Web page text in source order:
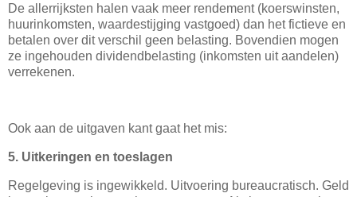
De allerrijksten halen vaak meer rendement (koerswinsten,
huurinkomsten, waardestijging vastgoed) dan het fictieve en
betalen over dit verschil geen belasting. Bovendien mogen
ze ingehouden dividendbelasting (inkomsten uit aandelen)
verrekenen.
Ook aan de uitgaven kant gaat het mis:
5. Uitkeringen en toeslagen
Regelgeving is ingewikkeld. Uitvoering bureaucratisch. Geld